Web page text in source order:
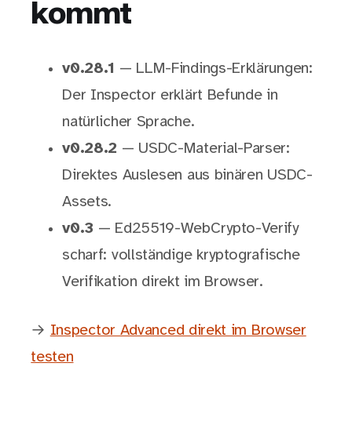
kommt
v0.28.1 — LLM-Findings-Erklärungen:
Der Inspector erklärt Befunde in
natürlicher Sprache.
v0.28.2 — USDC-Material-Parser:
Direktes Auslesen aus binären USDC-
Assets.
v0.3 — Ed25519-WebCrypto-Verify
scharf: vollständige kryptografische
Verifikation direkt im Browser.
→ Inspector Advanced direkt im Browser
testen